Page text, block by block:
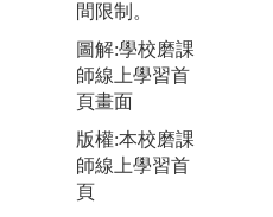
間限制。
圖解:學校磨課
師線上學習首
頁畫面
版權:本校磨課
師線上學習首
頁